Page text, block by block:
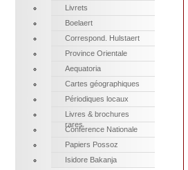
Livrets
Boelaert
Correspond. Hulstaert
Province Orientale
Aequatoria
Cartes géographiques
Périodiques locaux
Livres & brochures
rares
Conférence Nationale
Papiers Possoz
Isidore Bakanja